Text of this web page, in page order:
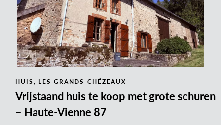
HUIS, LES GRANDS-CHÉZEAUX
Vrijstaand huis te koop met grote schuren
– Haute-Vienne 87